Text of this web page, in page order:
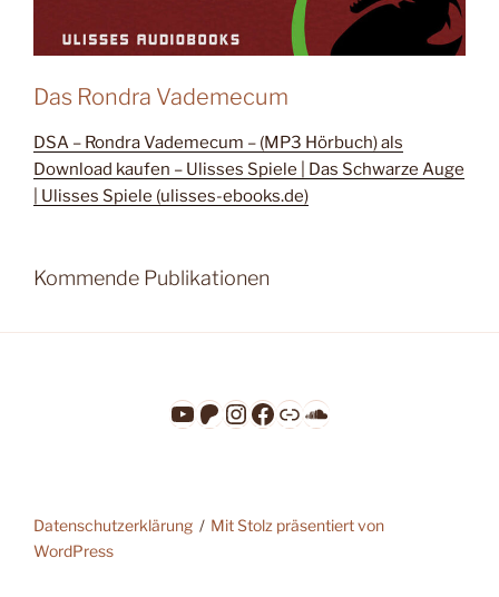
Das Rondra Vademecum
DSA – Rondra Vademecum – (MP3 Hörbuch) als
Download kaufen – Ulisses Spiele | Das Schwarze Auge
| Ulisses Spiele (ulisses-ebooks.de)
Kommende Publikationen
YouTube
Patreon
Instagram
Facebook
LinkSoundCloud
Datenschutzerklärung
Mit Stolz präsentiert von
WordPress